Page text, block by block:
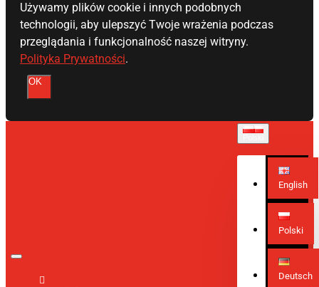
Używamy plików cookie i innych podobnych
technologii, aby ulepszyć Twoje wrażenia podczas
przeglądania i funkcjonalność naszej witryny.
Polityka Prywatności.
OK
English
Polski
Deutsch